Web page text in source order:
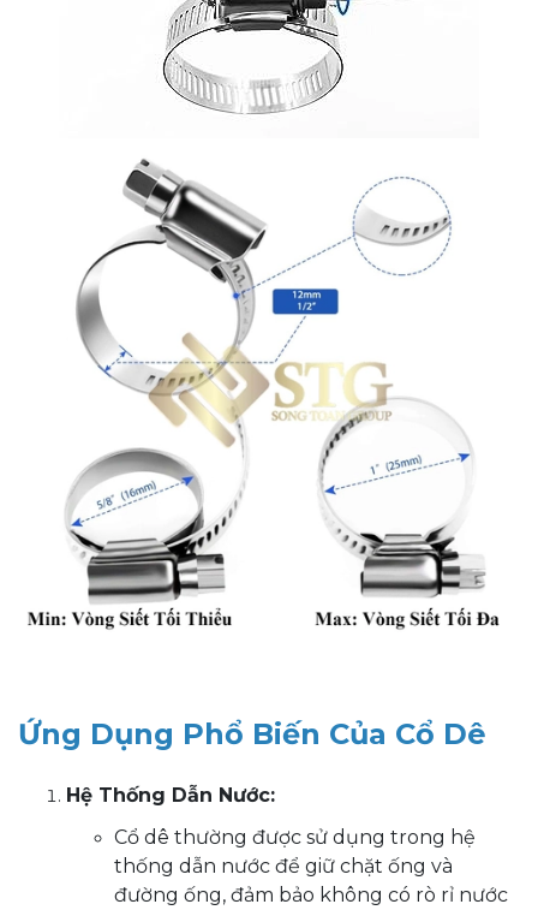
Ứng Dụng Phổ Biến Của Cổ Dê
Hệ Thống Dẫn Nước:
Cổ dê thường được sử dụng trong hệ
thống dẫn nước để giữ chặt ống và
đường ống, đảm bảo không có rò rỉ nước